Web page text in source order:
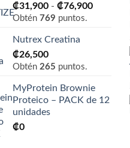
₡31,900 - ₡76,900Rango
Obtén 769 puntos.
Nutrex Creatina
₡26,500
Obtén 265 puntos.
MyProtein Brownie
Proteico – PACK de 12
unidades
₡0